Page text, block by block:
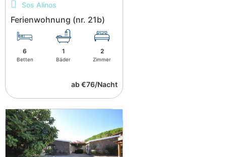
Sos Alinos
Ferienwohnung (nr. 21b)
6
Betten
1
Bäder
2
Zimmer
ab €76/Nacht